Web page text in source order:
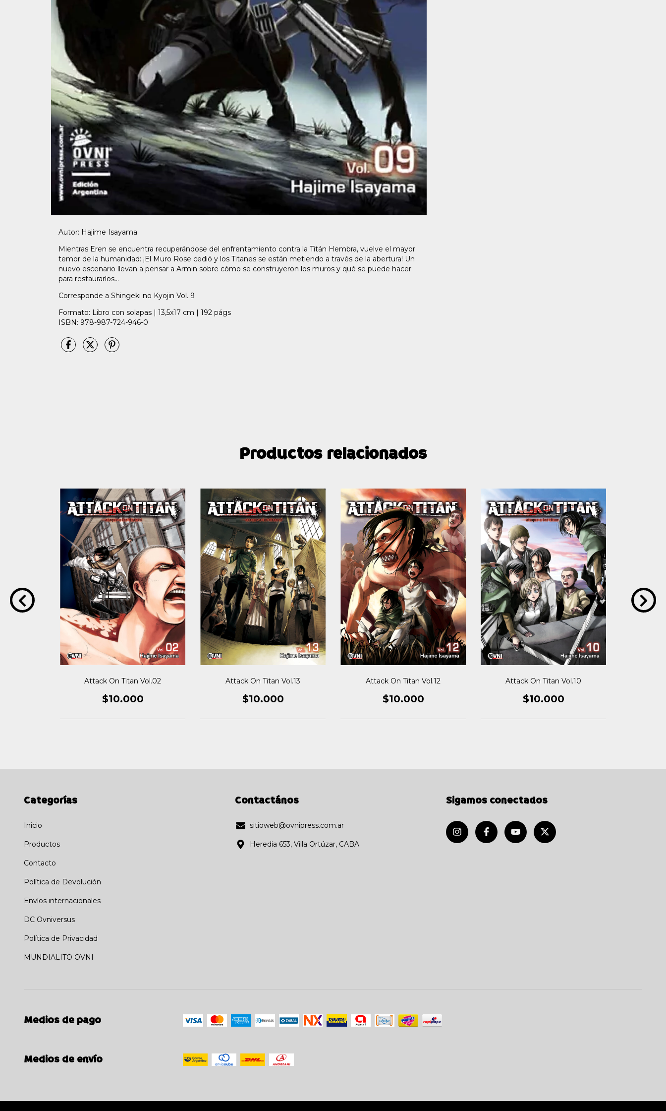
Autor: Hajime Isayama
Mientras Eren se encuentra recuperándose del enfrentamiento contra la Titán Hembra, vuelve el mayor
temor de la humanidad: ¡El Muro Rose cedió y los Titanes se están metiendo a través de la abertura! Un
nuevo escenario llevan a pensar a Armin sobre cómo se construyeron los muros y qué se puede hacer
para restaurarlos…
Corresponde a Shingeki no Kyojin Vol. 9
Formato: Libro con solapas | 13,5x17 cm | 192 págs
ISBN: 978-987-724-946-0
Productos relacionados
Attack On Titan Vol.02
$10.000
Attack On Titan Vol.13
$10.000
Attack On Titan Vol.12
$10.000
Attack On Titan Vol.10
$10.000
Categorías
Inicio
Productos
Contacto
Política de Devolución
Envíos internacionales
DC Ovniversus
Política de Privacidad
MUNDIALITO OVNI
Contactános
sitioweb@ovnipress.com.ar
Heredia 653, Villa Ortúzar, CABA
Sigamos conectados
Medios de pago
Medios de envío